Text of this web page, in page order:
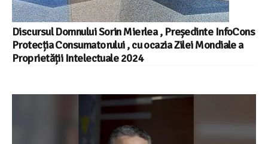
Discursul Domnului Sorin Mierlea , Președinte InfoCons
Protecția Consumatorului , cu ocazia Zilei Mondiale a
Proprietății Intelectuale 2024